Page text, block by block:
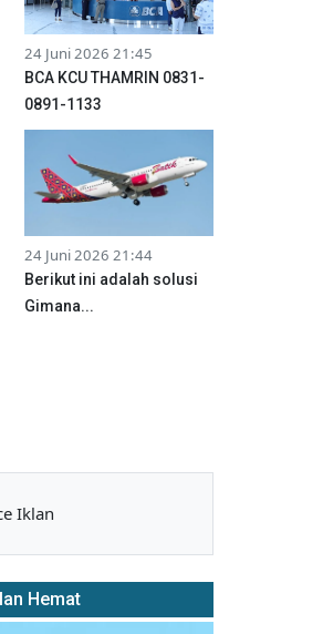
24 Juni 2026 21:45
BCA KCU THAMRIN 0831-
0891-1133
24 Juni 2026 21:44
Berikut ini adalah solusi
Gimana...
Iklan
Hemat